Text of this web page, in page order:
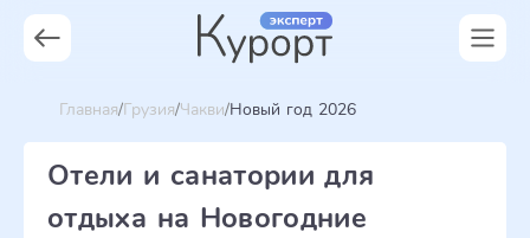
Главная Грузия Чакви Новый год 2026
Отели и санатории для
отдыха на Новогодние